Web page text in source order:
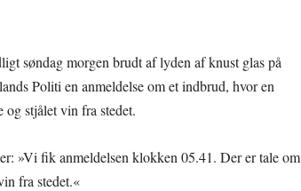
søndag morgen brudt af lyden af knust glas på
Politi en anmeldelse om et indbrud, hvor en
og stjålet vin fra stedet.
»Vi fik anmeldelsen klokken 05.41. Der er tale om
fra stedet.«